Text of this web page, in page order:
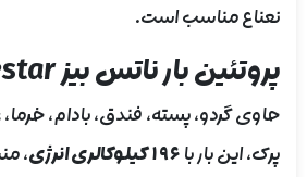
نعناع مناسب است.
پروتئین بار ناتس بیز bienestar
حاوی گردو، پسته، فندق، بادام،
پرک، این بار با۱۹۶ کیلوکالری انرژی
،